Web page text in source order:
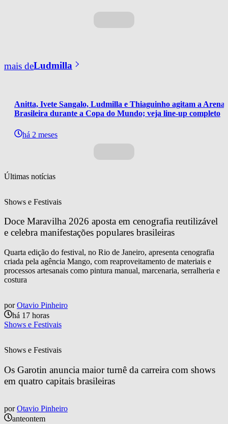
mais deLudmilla
Anitta, Ivete Sangalo, Ludmilla e Thiaguinho agitam a Arena
Brasileira durante a Copa do Mundo; veja line-up completo
há 2 meses
Últimas notícias
Shows e Festivais
Doce Maravilha 2026 aposta em cenografia reutilizável
e celebra manifestações populares brasileiras
Quarta edição do festival, no Rio de Janeiro, apresenta cenografia
criada pela agência Mango, com reaproveitamento de materiais e
processos artesanais como pintura manual, marcenaria, serralheria e
costura
por Otavio Pinheiro
há 17 horas
Shows e Festivais
Shows e Festivais
Os Garotin anuncia maior turnê da carreira com shows
em quatro capitais brasileiras
por Otavio Pinheiro
anteontem